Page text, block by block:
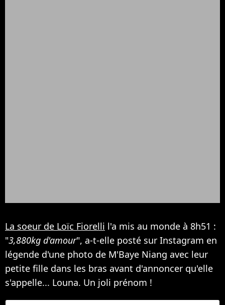
La soeur de Loïc Fiorelli l'a mis au monde à 8h51 :
"3,880kg d'amour", a-t-elle posté sur Instagram en
légende d'une photo de M'Baye Niang avec leur
petite fille dans les bras avant d'annoncer qu'elle
s'appelle... Louna. Un joli prénom !